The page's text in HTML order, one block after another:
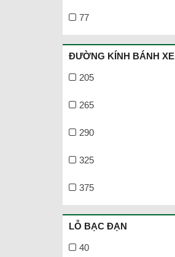
77
ĐƯỜNG KÍNH BÁNH XE
205
265
290
325
375
LỖ BẠC ĐẠN
40